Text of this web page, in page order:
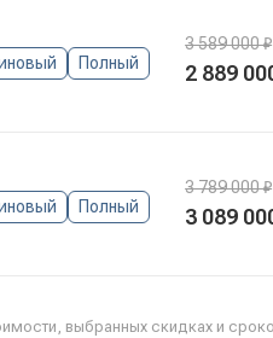
Полный
3 589 000 ₽
2 889
Полный
3 789 000 ₽
3 089
выбранных скидках и